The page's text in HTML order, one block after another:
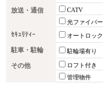
放送・通信 CATV
光ファイバー
ｾｷｭﾘﾃｨｰ オートロック
駐車・駐輪 駐輪場有り
その他 ロフト付き
管理物件